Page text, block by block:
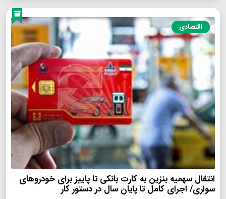
اقتصادی
انتقال سهمیه بنزین به کارت بانکی تا پاییز برای خودروهای
سواری/ اجرای کامل تا پایان سال در دستور کار